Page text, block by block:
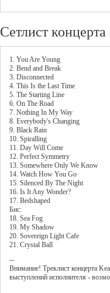
Сетлист концерта
1. You Are Young
2. Bend and Break
3. Disconnected
4. This Is the Last Time
5. The Starting Line
6. On The Road
7. Nothing In My Way
8. Everybody's Changing
9. Black Rain
10. Spiralling
11. Day Will Come
12. Perfect Symmetry
13. Somewhere Only We Know
14. Watch How You Go
15. Silenced By The Night
16. Is It Any Wonder?
17. Bedshaped
Бис:
18. Sea Fog
19. My Shadow
20. Sovereign Light Cafe
21. Crystal Ball
--
Внимание! Треклист концерта
выступлений исполнителя -